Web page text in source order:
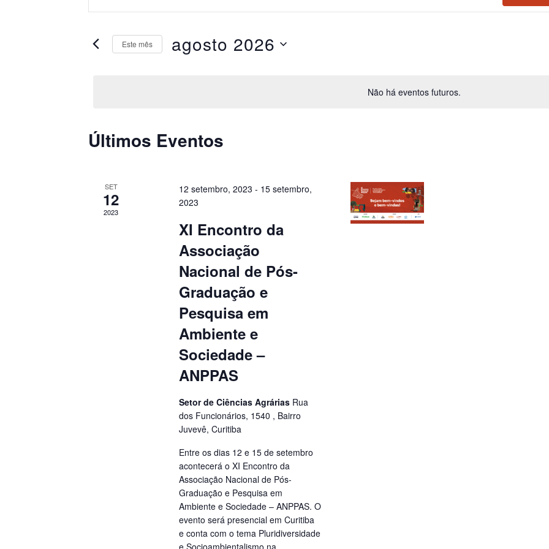
Não há eventos futuros.
de
Eventos
pela
Este mês agosto 2026
Calendárior
Últimos Eventos
SET
12
2023
12 setembro, 2023 - 15 setembro,
2023
XI Encontro da
Associação
Nacional de Pós-
Graduação e
Pesquisa em
Ambiente e
Sociedade –
ANPPAS
Setor de Ciências Agrárias Rua
dos Funcionários, 1540 , Bairro
Juvevê, Curitiba
Entre os dias 12 e 15 de setembro
acontecerá o XI Encontro da
Associação Nacional de Pós-
Graduação e Pesquisa em
Ambiente e Sociedade – ANPPAS. O
evento será presencial em Curitiba
e conta com o tema Pluridiversidade
e Socioambientalismo na